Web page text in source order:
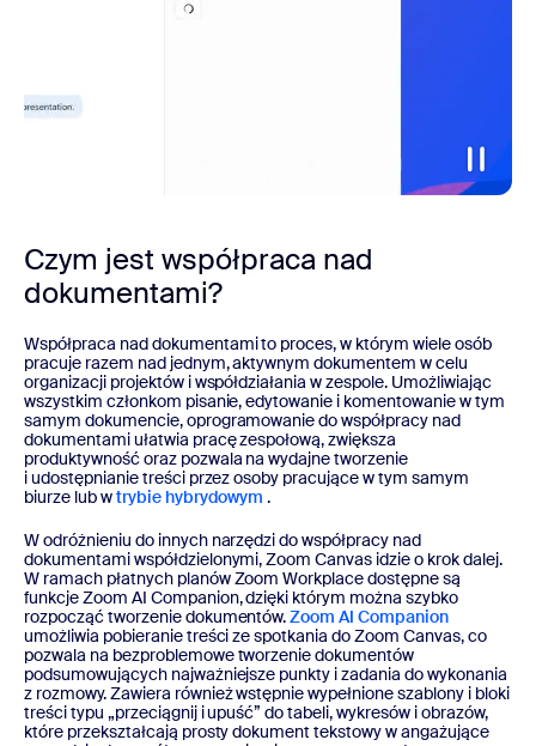
Czym jest współpraca nad
dokumentami?
Współpraca nad dokumentami to proces, w którym wiele osób
pracuje razem nad jednym, aktywnym dokumentem w celu
organizacji projektów i współdziałania w zespole. Umożliwiając
wszystkim członkom pisanie, edytowanie i komentowanie w tym
samym dokumencie, oprogramowanie do współpracy nad
dokumentami ułatwia pracę zespołową, zwiększa
produktywność oraz pozwala na wydajne tworzenie
i udostępnianie treści przez osoby pracujące w tym samym
biurze lub wtrybie hybrydowym .
W odróżnieniu do innych narzędzi do współpracy nad
dokumentami współdzielonymi, Zoom Canvas idzie o krok dalej.
W ramach płatnych planów Zoom Workplace dostępne są
funkcje Zoom AI Companion, dzięki którym można szybko
rozpocząć tworzenie dokumentów.Zoom AI Companion
umożliwia pobieranie treści ze spotkania do Zoom Canvas, co
pozwala na bezproblemowe tworzenie dokumentów
podsumowujących najważniejsze punkty i zadania do wykonania
z rozmowy. Zawiera również wstępnie wypełnione szablony i bloki
treści typu „przeciągnij i upuść” do tabeli, wykresów i obrazów,
które przekształcają prosty dokument tekstowy w angażujące